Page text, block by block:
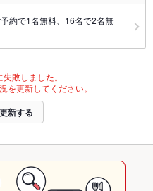
約で1名無料、16名で2名無
敗しました。
を更新してください。
新する